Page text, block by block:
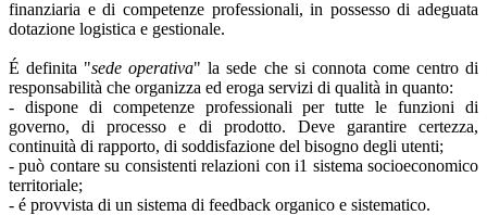
finanziaria e di competenze professionali, in possesso di adeguata
dotazione logistica e gestionale.
É definita "sede operativa" la sede che si connota come centro di
responsabilità che organizza ed eroga servizi di qualità in quanto:
- dispone di competenze professionali per tutte le funzioni di
governo, di processo e di prodotto. Deve garantire certezza,
continuità di rapporto, di soddisfazione del bisogno degli utenti;
- può contare su consistenti relazioni con i1 sistema socioeconomico
territoriale;
- é provvista di un sistema di feedback organico e sistematico.